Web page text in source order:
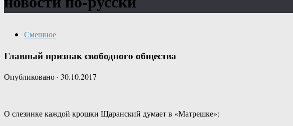
Смешное
Главный признак свободного общества
Опубликовано · 30.10.2017
О слезинке каждой крошки Щаранский думает в «Матрешке»: